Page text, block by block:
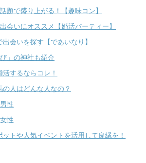
題で盛り上がる！【趣味コン】
会いにオススメ【婚活パーティー】
会いを探す【であいなり】
」の神社も紹介
するならコレ！
の人はどんな人なの？
性
性
ットや人気イベントを活用して良縁を！